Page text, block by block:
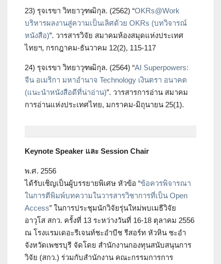
23) รุจเรขา วิทยาวุฑฒิกุล. (2562) “OKRs@Work
บริหารผลงานสู่ความเป็นเลิศด้วย OKRs (บทวิจารณ์
หนังสือ)”. วารสารวิจัย สมาคมห้องสมุดแห่งประเทศ
ไทยฯ, กรกฎาคม-ธันวาคม 12(2), 115-117
24) รุจเรขา วิทยาวุฑฒิกุล. (2564) “AI Superpowers:
จีน อเมริกา มหาอำนาจ Technology เงินตรา อนาคต
(แนะนำหนังสือดีที่น่าอ่าน)”. วารสารการอ่าน สมาคม
การอ่านแห่งประเทศไทย, มกราคม-มิถุนายน 25(1).
Keynote Speaker และ Session Chair
พ.ศ. 2556
ได้รับเชิญเป็นผู้บรรยายพิเศษ หัวข้อ “ข้อควรพิจารณา
ในการตีพิมพ์บทความในวารสารวิชาการที่เป็น Open
Access” ในการประชุมนักวิจัยรุ่นใหม่พบเมธีวิจัย
อาวุโส สกว. ครั้งที่ 13 ระหว่างวันที่ 16-18 ตุลาคม 2556
ณ โรงแรมเดอะรีเจนท์ชะอำบีช รีสอร์ท หัวหิน ชะอำ
จังหวัดเพชรบุรี จัดโดย สำนักงานกองทุนสนับสนุนการ
วิจัย (สกว.) ร่วมกับสำนักงาน คณะกรรมการการ